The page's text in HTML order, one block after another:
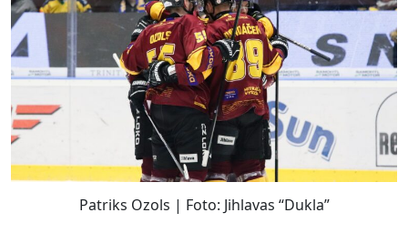
Patriks Ozols | Foto: Jihlavas “Dukla”